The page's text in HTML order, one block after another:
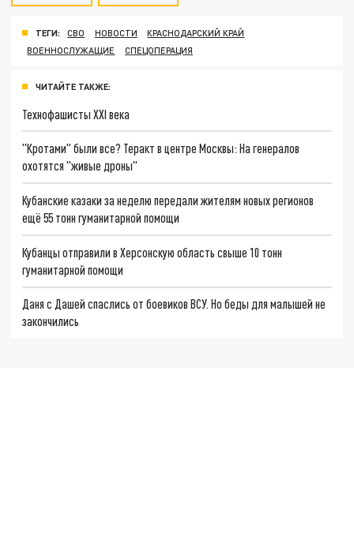
ТЕГИ: СВО НОВОСТИ
КРАСНОДАРСКИЙ КРАЙ
ВОЕННОСЛУЖАЩИЕ
СПЕЦОПЕРАЦИЯ
ЧИТАЙТЕ ТАКЖЕ:
Технофашисты XXI века
"Кротами" были все? Теракт в центре Москвы: На генералов
охотятся "живые дроны"
Кубанские казаки за неделю передали жителям новых регионов
ещё 55 тонн гуманитарной помощи
Кубанцы отправили в Херсонскую область свыше 10 тонн
гуманитарной помощи
Даня с Дашей спаслись от боевиков ВСУ. Но беды для малышей не
закончились